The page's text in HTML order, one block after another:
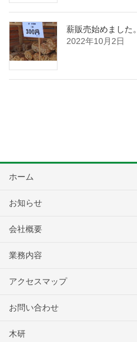
薪販売始めました。
2022年10月2日
ホーム
お知らせ
会社概要
業務内容
アクセスマップ
お問い合わせ
木研